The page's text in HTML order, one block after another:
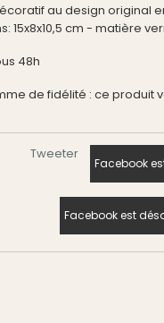
au design original
15x8x10,5 cm - matière
48h
de fidélité : ce produit
Tweeter
Facebook
Facebook est